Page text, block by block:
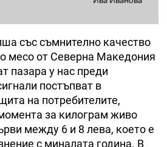
със съмнително качество
месо от Северна Македония
пазара у нас преди
постъпват в
на потребителите,
за килограм живо
между 6 и 8 лева, което е
с миналата година. В